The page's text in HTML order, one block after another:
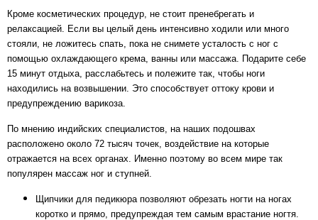
Кроме косметических процедур, не стоит пренебрегать и
релаксацией. Если вы целый день интенсивно ходили или много
стояли, не ложитесь спать, пока не снимете усталость с ног с
помощью охлаждающего крема, ванны или массажа. Подарите себе
15 минут отдыха, расслабьтесь и полежите так, чтобы ноги
находились на возвышении. Это способствует оттоку крови и
предупреждению варикоза.
По мнению индийских специалистов, на наших подошвах
расположено около 72 тысяч точек, воздействие на которые
отражается на всех органах. Именно поэтому во всем мире так
популярен массаж ног и ступней.
Щипчики для педикюра позволяют обрезать ногти на ногах
коротко и прямо, предупреждая тем самым врастание ногтя.